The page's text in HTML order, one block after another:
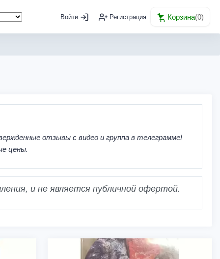
Войти Регистрация Корзина(0)
отзывы с видео и группа в телеграмме!
цены.
и не является публичной офертой.